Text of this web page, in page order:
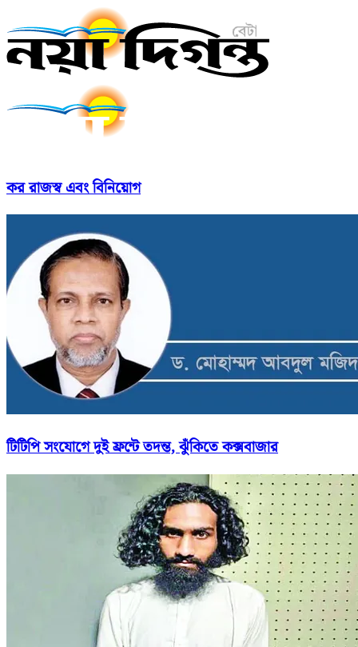
কর রাজস্ব এবং বিনিয়োগ
টিটিপি সংযোগে দুই ফ্রন্টে তদন্ত, ঝুঁকিতে কক্সবাজার